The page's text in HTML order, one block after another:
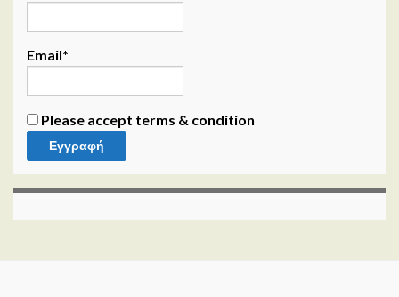
Email*
Please accept terms & condition